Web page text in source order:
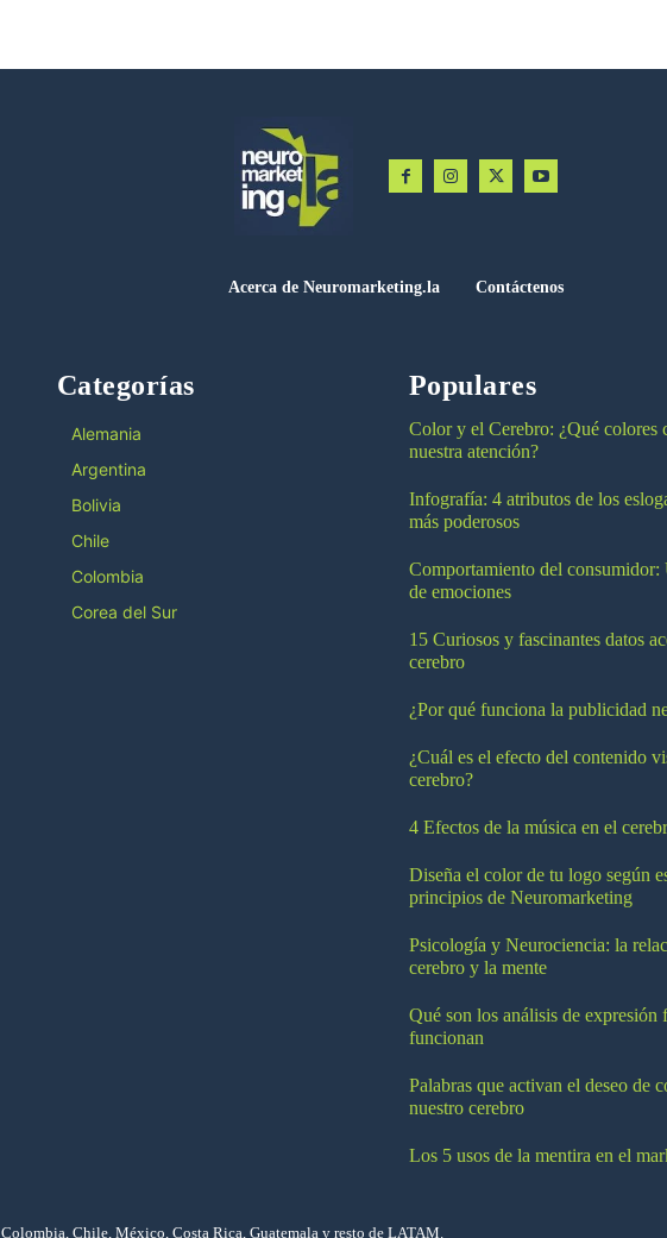
Acerca de Neuromarketing.la Contáctenos
Categorías
Alemania
Argentina
Bolivia
Chile
Colombia
Corea del Sur
Populares
Color y el Cerebro: ¿Qué colores
nuestra atención?
Infografía: 4 atributos de los
más poderosos
Comportamiento del consumidor:
de emociones
15 Curiosos y fascinantes datos
cerebro
¿Por qué funciona la publicidad
¿Cuál es el efecto del contenido
cerebro?
4 Efectos de la música en el
Diseña el color de tu logo según
principios de Neuromarketing
Psicología y Neurociencia: la
cerebro y la mente
Qué son los análisis de expresión
funcionan
Palabras que activan el deseo de
nuestro cerebro
Los 5 usos de la mentira en el
Chile, México, Costa Rica, Guatemala y resto de LATAM.